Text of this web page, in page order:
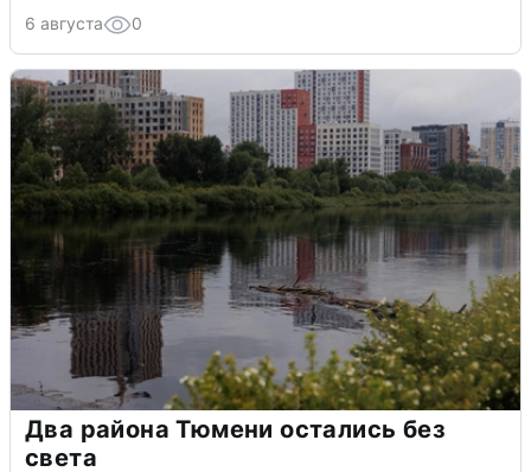
6 августа 0
Два района Тюмени остались без
света